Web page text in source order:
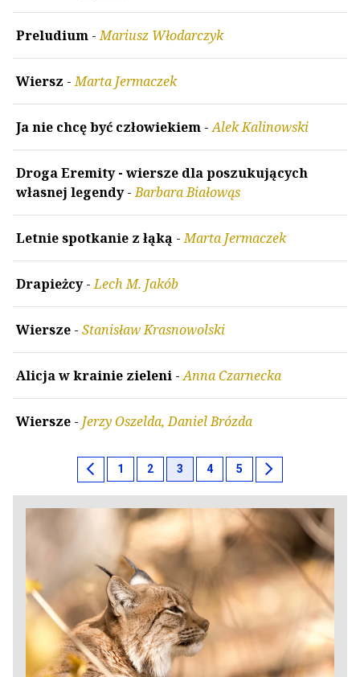
Preludium -Mariusz Włodarczyk
Wiersz -Marta Jermaczek
Ja nie chcę być człowiekiem -Alek Kalinowski
Droga Eremity - wiersze dla poszukujących
własnej legendy-Barbara Białowąs
Letnie spotkanie z łąką -Marta Jermaczek
Drapieżcy-Lech M. Jakób
Wiersze - Stanisław Krasnowolski
Alicja w krainie zieleni -Anna Czarnecka
Wiersze - Jerzy Oszelda, Daniel Brózda
chevron_left 1 2 3 4 5 chevron_right